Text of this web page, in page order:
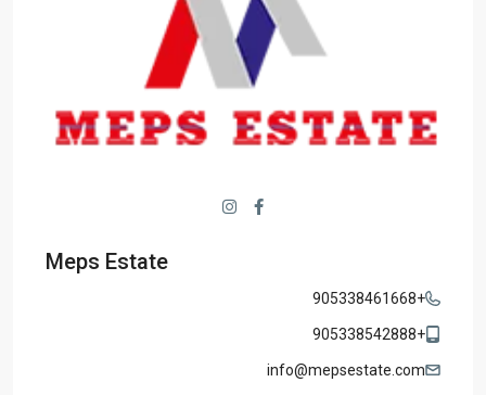
Meps Estate
+905338461668
+905338542888
info@mepsestate.com